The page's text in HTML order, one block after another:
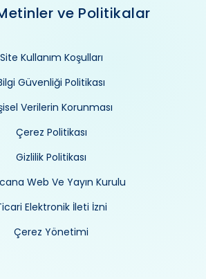
ve Politikalar
Site Kullanım Koşulları
Güvenliği Politikası
Verilerin Korunması
Çerez Politikası
Gizlilik Politikası
Web Ve Yayın Kurulu
Elektronik İleti İzni
Çerez Yönetimi